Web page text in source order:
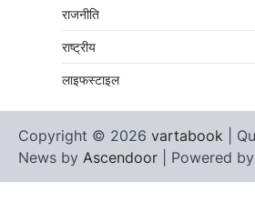
राजनीति
राष्ट्रीय
लाइफस्टाइल
Copyright © 2026 vartabook |
News by Ascendoor | Powered by